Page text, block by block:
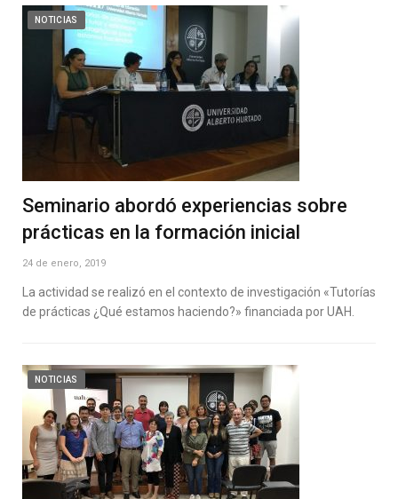
NOTICIAS
Seminario abordó experiencias sobre
prácticas en la formación inicial
24 de enero, 2019
La actividad se realizó en el contexto de investigación «Tutorías
de prácticas ¿Qué estamos haciendo?» financiada por UAH.
NOTICIAS